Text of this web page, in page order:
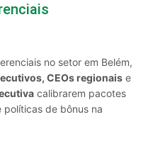
no setor em Belém,
CEOs regionais e
calibrarem pacotes
políticas de bônus na